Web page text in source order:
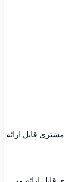
قابل ارائه